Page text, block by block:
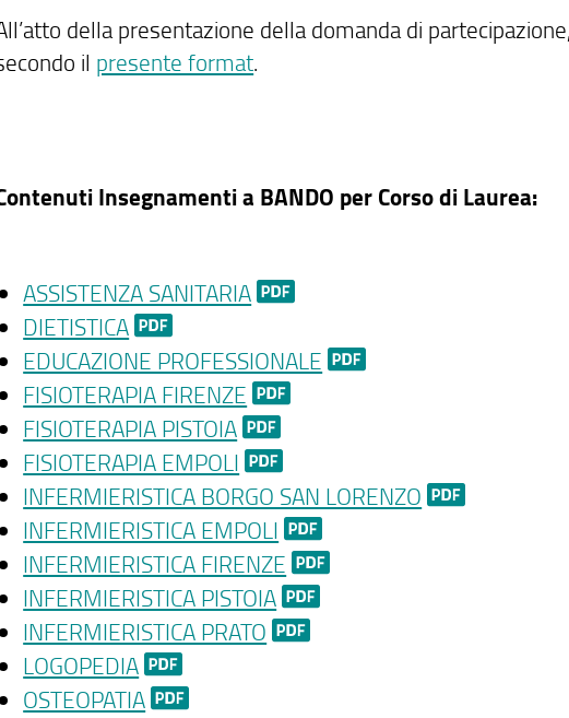
della presentazione della domanda di
il presente format.
Insegnamenti a BANDO per Corso di Laurea:
ASSISTENZA SANITARIA
DIETISTICA
EDUCAZIONE PROFESSIONALE
FISIOTERAPIA FIRENZE
FISIOTERAPIA PISTOIA
FISIOTERAPIA EMPOLI
INFERMIERISTICA BORGO SAN LORENZO
INFERMIERISTICA EMPOLI
INFERMIERISTICA FIRENZE
INFERMIERISTICA PISTOIA
INFERMIERISTICA PRATO
LOGOPEDIA
OSTEOPATIA